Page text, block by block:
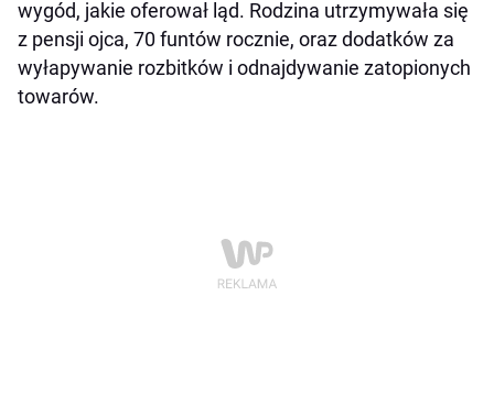
wygód, jakie oferował ląd. Rodzina utrzymywała się
z pensji ojca, 70 funtów rocznie, oraz dodatków za
wyłapywanie rozbitków i odnajdywanie zatopionych
towarów.